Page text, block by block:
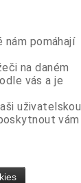
nám pomáhají
na daném
vás a je
uživatelskou
vám